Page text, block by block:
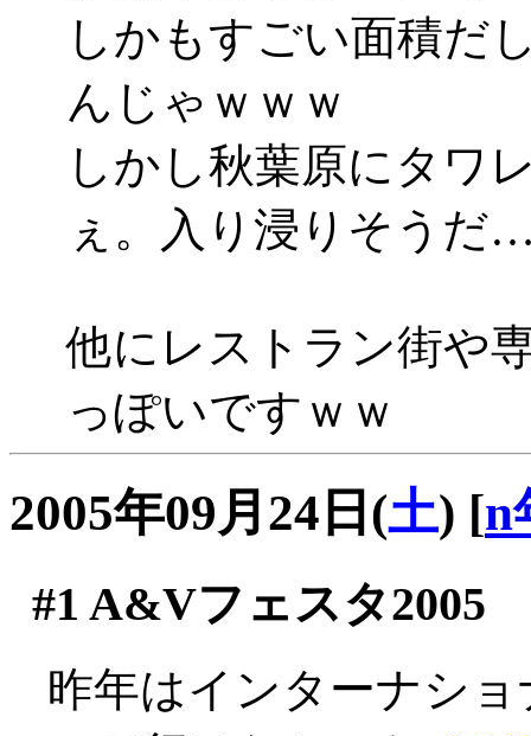
しかもすごい面積だ
んじゃｗｗｗ
しかし秋葉原にタワ
ぇ。入り浸りそうだ
他にレストラン街や
っぽいですｗｗ
2005年09月24日(土) [n
#1 A&Vフェスタ2005
昨年はインターナシ